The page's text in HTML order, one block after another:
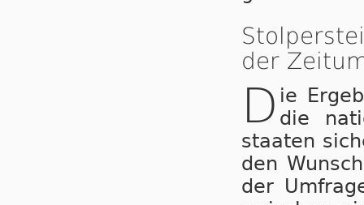
der
D ie
die
staa­ten
den
der